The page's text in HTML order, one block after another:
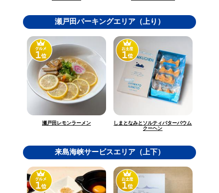
瀬戸田パーキングエリア（上り）
瀬戸田レモンラーメン しまとなみとソルティバターバウム
クーヘン
来島海峡サービスエリア（上下）